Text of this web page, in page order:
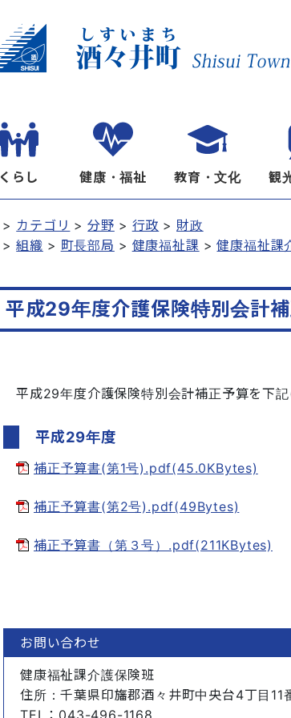
くらし 健康・福祉 教育・文化 観
カテゴリ 分野 行政
財政
組織 町長部局 健康福祉課 健康福祉課
平成29年度介護保険特別会計
平成29年度介護保険特別会計補正予算を下記
平成29年度
補正予算書(第1号).pdf(45.0KBytes)
補正予算書(第2号).pdf(49Bytes)
補正予算書（第３号）.pdf(211KBytes)
お問い合わせ
健康福祉課介護保険班
住所 ：千葉県印旛郡酒々井町中央台4丁目11
TEL ：043-496-1168